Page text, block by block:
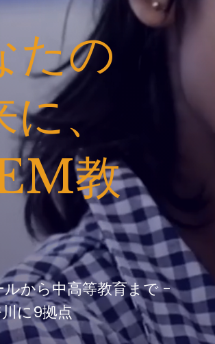
たの
、
教
ルから中高等教育まで -
に9拠点